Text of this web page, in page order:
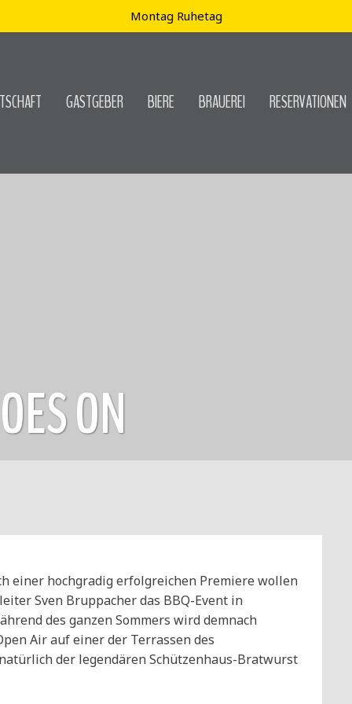
GASTGEBER BIERE BRAUEREI RESERVATIONEN
ON
einer hochgradig erfolgreichen Premiere wollen
Sven Bruppacher das BBQ-Event in
des ganzen Sommers wird demnach
Air auf einer der Terrassen des
der legendären Schützenhaus-Bratwurst
Montag Ruhetag